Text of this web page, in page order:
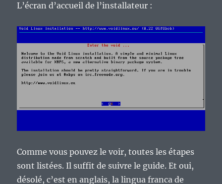
L’écran d’accueil de l’installateur :
Comme vous pouvez le voir, toutes les étapes
sont listées. Il suffit de suivre le guide. Et oui,
désolé, c’est en anglais, la lingua franca de